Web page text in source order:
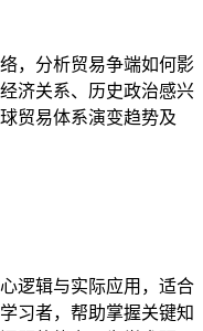
，分析贸易争端如何影
济关系、历史政治感兴
贸易体系演变趋势及
逻辑与实际应用，适合
习者，帮助掌握关键知